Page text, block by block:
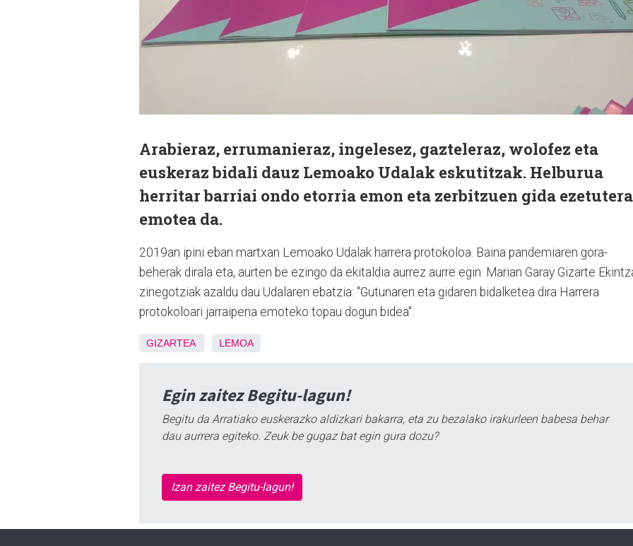
Arabieraz, errumanieraz, ingelesez, gazteleraz, wolofez eta
euskeraz bidali dauz Lemoako Udalak eskutitzak. Helburua
herritar barriai ondo etorria emon eta zerbitzuen gida ezetutera
emotea da.
2019an ipini eban martxan Lemoako Udalak harrera protokoloa. Baina pandemiaren gora-
beherak dirala eta, aurten be ezingo da ekitaldia aurrez aurre egin. Marian Garay Gizarte
zinegotziak azaldu dau Udalaren ebatzia: "Gutunaren eta gidaren bidalketea dira Harrera
protokoloari jarraipena emoteko topau dogun bidea".
GIZARTEA LEMOA
Egin zaitez Begitu-lagun!
Begitu da Arratiako euskerazko aldizkari bakarra, eta zu bezalako irakurleen babesa behar
dau aurrera egiteko. Zeuk be gugaz bat egin gura dozu?
Izan zaitez Begitu-lagun!